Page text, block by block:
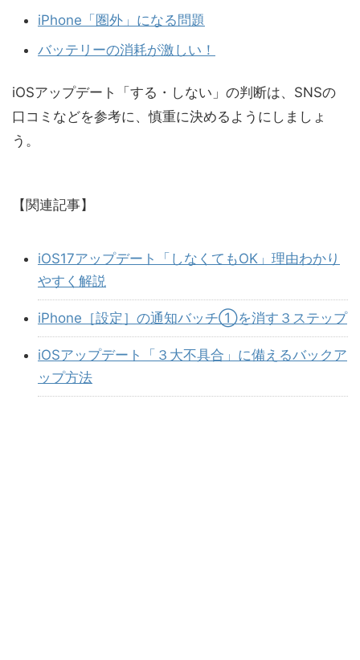
iPhone「圏外」になる問題
バッテリーの消耗が激しい！
iOSアップデート「する・しない」の判断は、SNSの
口コミなどを参考に、慎重に決めるようにしましょ
う。
【関連記事】
iOS17アップデート「しなくてもOK」理由わかり
やすく解説
iPhone［設定］の通知バッチ①を消す３ステップ
iOSアップデート「３大不具合」に備えるバックア
ップ方法